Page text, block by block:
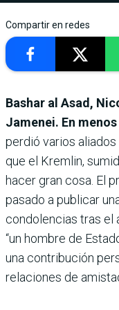
Compartir en redes
Bashar al Asad,
Jamenei. En
perdió varios
que el Kremlin,
hacer gran cosa. El
pasado a publicar
condolencias tras el
“un hombre de
una contribución
relaciones de